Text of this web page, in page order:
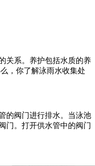
关系。养护包括水质的养
，你了解泳雨水收集处
的阀门进行排水。当泳池
门。打开供水管中的阀门